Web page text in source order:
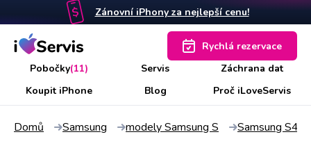
Zánovní iPhony za nejlepší cenu!
Pobočky(11) Servis
Záchrana dat
Koupit iPhone
Blog Proč iLoveServis
Rychlá rezervace
Domů Samsung modely Samsung S Samsung S4